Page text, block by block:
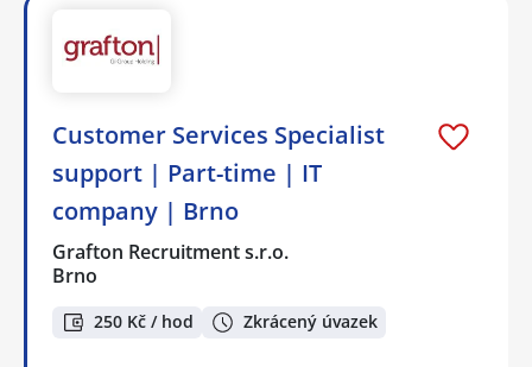
Customer Services Specialist
support | Part-time | IT
company | Brno
Grafton Recruitment s.r.o.
Brno
250 Kč / hod Zkrácený úvazek